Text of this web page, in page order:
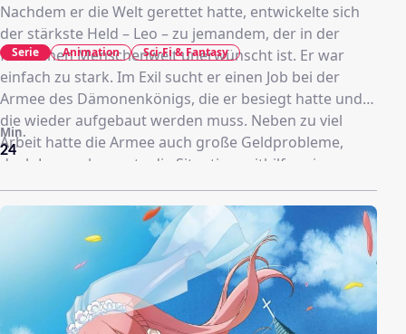
Nachdem er die Welt gerettet hatte, entwickelte sich
der stärkste Held – Leo – zu jemandem, der in der
friedlichen Menschenwelt unerwünscht ist. Er war
einfach zu stark. Im Exil sucht er einen Job bei der
Armee des Dämonenkönigs, die er besiegt hatte und
die wieder aufgebaut werden muss. Neben zu viel
Arbeit hatte die Armee auch große Geldprobleme,
doch Leo verbesserte die Situation mithilfe seiner
großen Macht. Später trifft er erneut auf Echidna und
fragt sie, wieso sie in die Menschenwelt eingedrungen
ist. Dahinter verbarg sich unerwartete Geschichte …!
24
Min.
Serie Animation Sci-Fi & Fantasy